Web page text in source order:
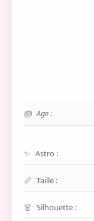
Age :
Astro :
Taille :
Silhouette :